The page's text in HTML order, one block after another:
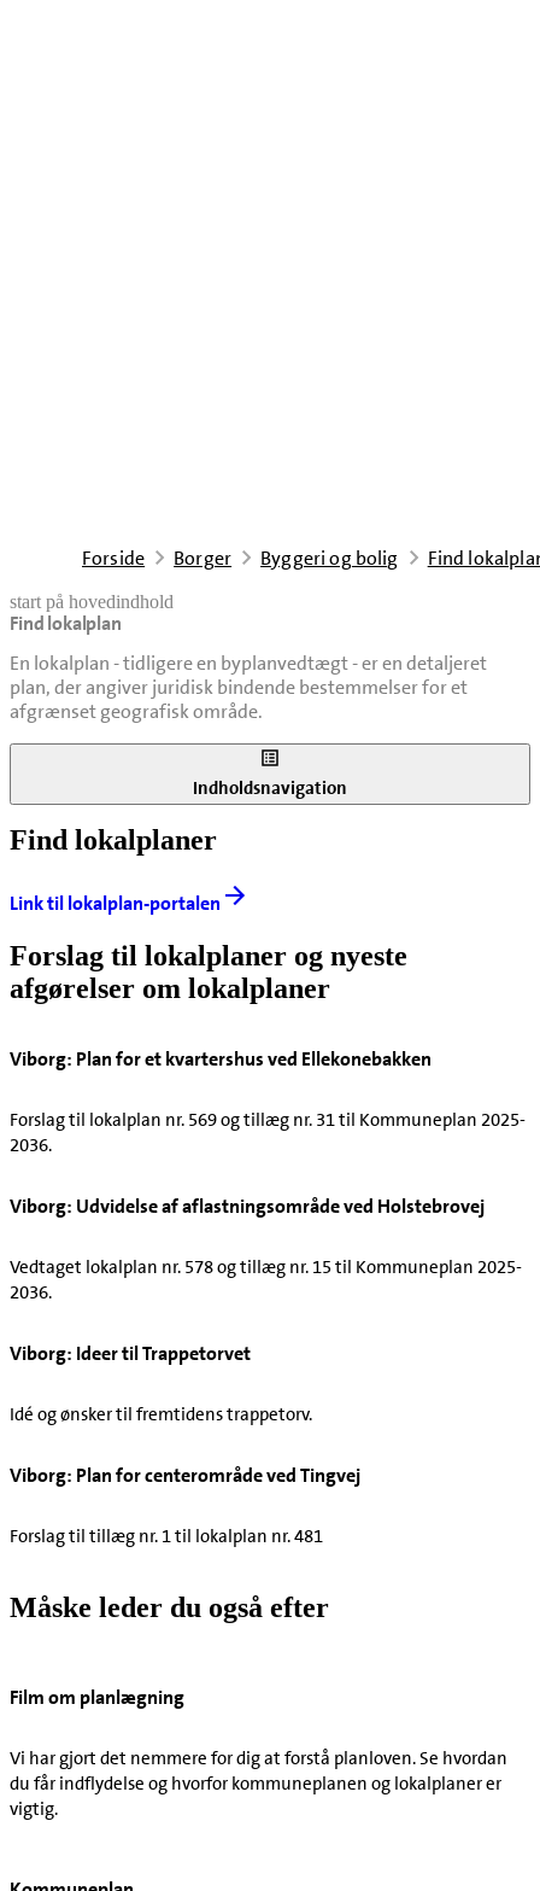
Forside Borger Byggeri og bolig Find
start på hovedindhold
Find lokalplan
En lokalplan - tidligere en byplanvedtægt - er en detaljeret
plan, der angiver juridisk bindende bestemmelser for et
afgrænset geografisk område.
senest opdateret 19. maj 2026
Indholdsnavigation
Find lokalplaner
Link til lokalplan-portalen
Forslag til lokalplaner og nyeste
afgørelser om lokalplaner
Viborg: Plan for et kvartershus ved Ellekonebakken
Forslag til lokalplan nr. 569 og tillæg nr. 31 til Kommuneplan 2025-
2036.
Viborg: Udvidelse af aflastningsområde ved Holstebrovej
Vedtaget lokalplan nr. 578 og tillæg nr. 15 til Kommuneplan 2025-
2036.
Viborg: Ideer til Trappetorvet
Idé og ønsker til fremtidens trappetorv.
Viborg: Plan for centerområde ved Tingvej
Forslag til tillæg nr. 1 til lokalplan nr. 481
Måske leder du også efter
Film om planlægning
Vi har gjort det nemmere for dig at forstå planloven. Se hvordan
du får indflydelse og hvorfor kommuneplanen og lokalplaner er
vigtig.